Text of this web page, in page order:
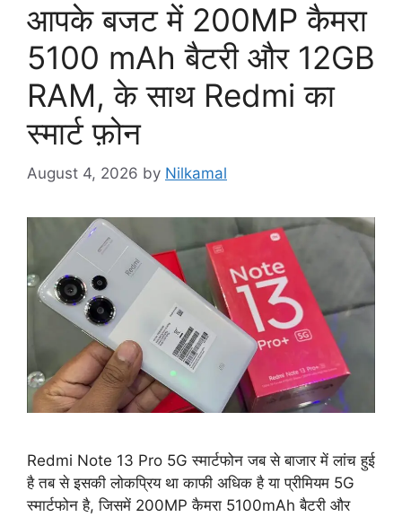
आपके बजट में 200MP कैमरा
5100 mAh बैटरी और 12GB
RAM, के साथ Redmi का
स्मार्ट फ़ोन
August 4, 2026 by Nilkamal
Redmi Note 13 Pro 5G स्मार्टफोन जब से बाजार में लांच हुई
है तब से इसकी लोकप्रिय था काफी अधिक है या प्रीमियम 5G
स्मार्टफोन है, जिसमें 200MP कैमरा 5100mAh बैटरी और